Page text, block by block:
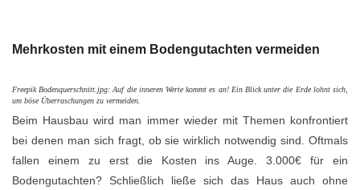
Mehrkosten mit einem Bodengutachten vermeiden
Freepik Bodenquerschnitt.jpg: Auf die inneren Werte kommt es an! Ein Blick unter die Erde lohnt sich,
um böse Überraschungen zu vermeiden.
Beim Hausbau wird man immer wieder mit Themen konfrontiert
bei denen man sich fragt, ob sie wirklich notwendig sind. Oftmals
fallen einem zu erst die Kosten ins Auge. 3.000€ für ein
Bodengutachten? Schließlich ließe sich das Haus auch ohne